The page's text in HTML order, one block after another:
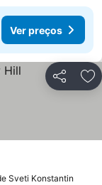
Ver preços
Partilhar
Sveti Konstantin